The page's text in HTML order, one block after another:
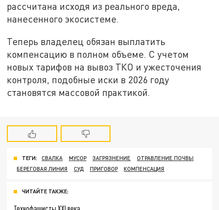
рассчитана исходя из реального вреда,
нанесенного экосистеме.
Теперь владелец обязан выплатить
компенсацию в полном объеме. С учетом
новых тарифов на вывоз ТКО и ужесточения
контроля, подобные иски в 2026 году
становятся массовой практикой.
ТЕГИ: СВАЛКА МУСОР ЗАГРЯЗНЕНИЕ
ОТРАВЛЕНИЕ ПОЧВЫ
БЕРЕГОВАЯ ЛИНИЯ
СУД ПРИГОВОР КОМПЕНСАЦИЯ
ЧИТАЙТЕ ТАКЖЕ: